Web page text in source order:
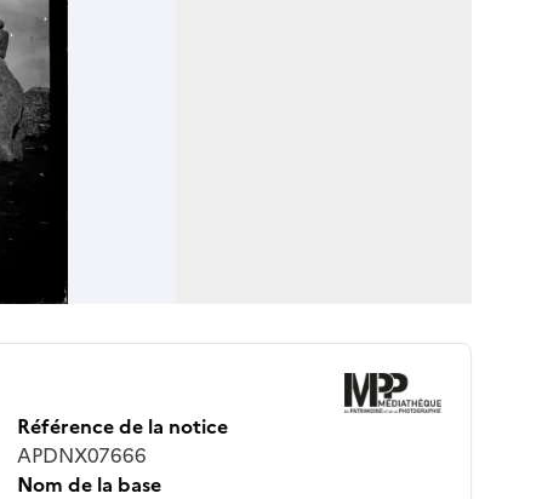
Référence de la notice
APDNX07666
Nom de la base